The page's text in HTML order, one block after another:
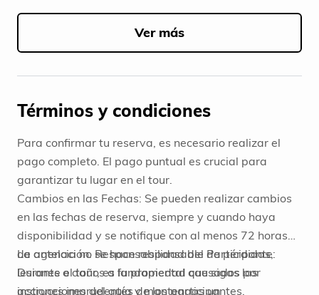
1
3
Ver más
Términos y condiciones
Para confirmar tu reserva, es necesario realizar el
pago completo. El pago puntual es crucial para
garantizar tu lugar en el tour.
Cambios en las Fechas: Se pueden realizar cambios
en las fechas de reserva, siempre y cuando haya
disponibilidad y se notifique con al menos 72 horas
de antelación. Responsabilidad del Participante:
Durante el tour, es fundamental que sigas las
instrucciones del guía y mantengas un
La agencia no se hace responsable de pérdidas,
lesiones o daños a la propiedad causados por
acciones imprudentes de los participantes.